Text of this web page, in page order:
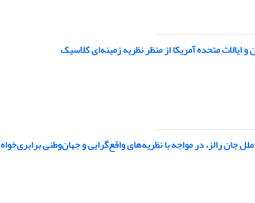
و ایالات متحده آمریکا از منظر نظریه زمینه‌ای کلاسیک
جان رالز، در مواجه با نظریه‌های واقع‌گرایی و جهان‌وطنی برابری‌خواه